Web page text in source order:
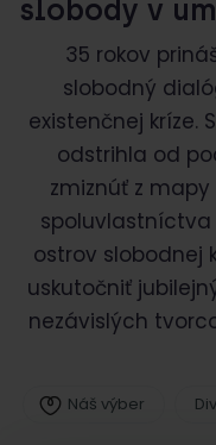
slobody v
35 rokov
slobodný
existenčnej kríze.
odstrihla od
zmiznúť z
ostrov slobodnej
uskutočniť
nezávislých
Náš výber